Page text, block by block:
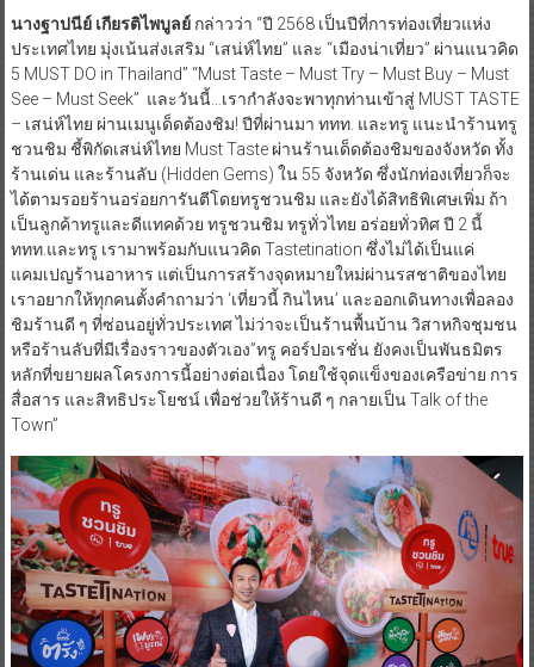
นางฐาปนีย์ เกียรติไพบูลย์ กล่าวว่า “ปี 2568 เป็นปีที่การท่องเที่ยวแห่ง
ประเทศไทย มุ่งเน้นส่งเสริม “เสน่ห์ไทย” และ “เมืองน่าเที่ยว” ผ่านแนวคิด
5 MUST DO in Thailand” “Must Taste – Must Try – Must Buy – Must
See – Must Seek” และวันนี้…เรากำลังจะพาทุกท่านเข้าสู่ MUST TASTE
– เสน่ห์ไทย ผ่านเมนูเด็ดต้องชิม! ปีที่ผ่านมา ททท. และทรู แนะนำร้านทรู
ชวนชิม ชี้พิกัดเสน่ห์ไทย Must Taste ผ่านร้านเด็ดต้องชิมของจังหวัด ทั้ง
ร้านเด่น และร้านลับ (Hidden Gems) ใน 55 จังหวัด ซึ่งนักท่องเที่ยวก็จะ
ได้ตามรอยร้านอร่อยการันตีโดยทรูชวนชิม และยังได้สิทธิพิเศษเพิ่ม ถ้า
เป็นลูกค้าทรูและดีแทคด้วย ทรูชวนชิม ทรูทั่วไทย อร่อยทั่วทิศ ปี 2 นี้
ททท.และทรู เรามาพร้อมกับแนวคิด Tastetination ซึ่งไม่ได้เป็นแค่
แคมเปญร้านอาหาร แต่เป็นการสร้างจุดหมายใหม่ผ่านรสชาติของไทย
เราอยากให้ทุกคนตั้งคำถามว่า ‘เที่ยวนี้ กินไหน’ และออกเดินทางเพื่อลอง
ชิมร้านดี ๆ ที่ซ่อนอยู่ทั่วประเทศ ไม่ว่าจะเป็นร้านพื้นบ้าน วิสาหกิจชุมชน
หรือร้านลับที่มีเรื่องราวของตัวเอง”ทรู คอร์ปอเรชั่น ยังคงเป็นพันธมิตร
หลักที่ขยายผลโครงการนี้อย่างต่อเนื่อง โดยใช้จุดแข็งของเครือข่าย การ
สื่อสาร และสิทธิประโยชน์ เพื่อช่วยให้ร้านดี ๆ กลายเป็น Talk of the
Town”